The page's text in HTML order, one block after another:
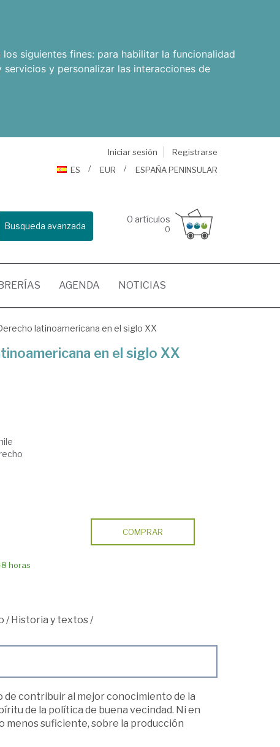
siguientes fines: para habilitar la funcionalidad
y personalizar las interacciones de
Iniciar sesión
Registrarse
ES
EUR ESPAÑA PENINSULAR
Busqueda avanzada
0 artículos
0
AGENDA NOTICIAS
latinoamericana en el siglo XX
en el siglo XX
horas
COMPRAR
/Historia y textos/
contribuir al mejor conocimiento de la
de la política de buena vecindad. Ni en
menos suficiente, sobre la producción